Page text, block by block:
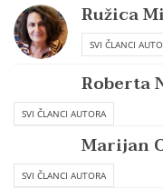
Ružica
SVI ČLANCI
Roberta
SVI ČLANCI AUTORA
Marijan
SVI ČLANCI AUTORA